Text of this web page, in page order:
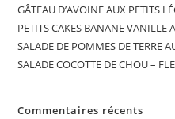
GÂTEAU D’AVOINE AUX PETITS
PETITS CAKES BANANE VANILLE
SALADE DE POMMES DE TERRE
SALADE COCOTTE DE CHOU –
Commentaires récents